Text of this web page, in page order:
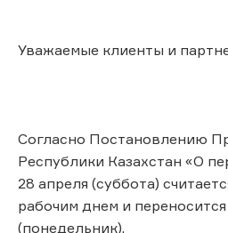
Уважаемые клиенты и
Согласно Постановлению
Республики Казахстан «О
28 апреля (суббота)
рабочим днем и
(понедельник).